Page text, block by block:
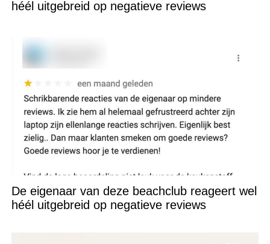
héél uitgebreid op negatieve reviews
De eigenaar van deze beachclub reageert wel
héél uitgebreid op negatieve reviews